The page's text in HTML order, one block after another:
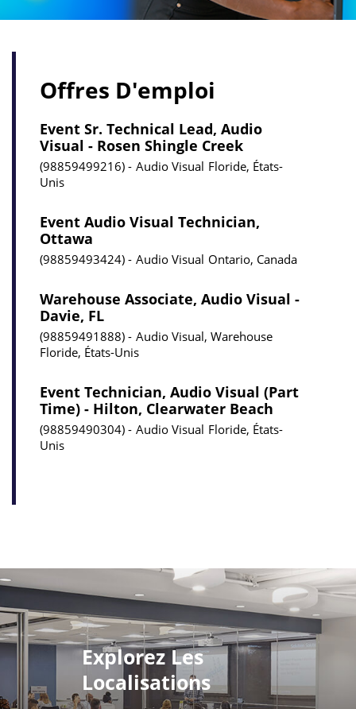
Offres D'emploi
Event Sr. Technical Lead, Audio
Visual - Rosen Shingle Creek
98859499216 Audio Visual Floride, États-
Unis
Event Audio Visual Technician,
Ottawa
98859493424 Audio Visual Ontario, Canada
Warehouse Associate, Audio Visual -
Davie, FL
98859491888
Audio Visual, Warehouse
Floride, États-Unis
Event Technician, Audio Visual (Part
Time) - Hilton, Clearwater Beach
98859490304 Audio Visual Floride, États-
Unis
Explorez Les
Localisations